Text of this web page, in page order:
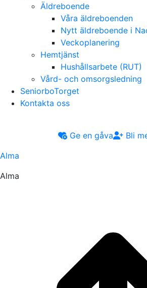
Äldreboende
Våra äldreboenden
Nytt äldreboende i
Veckoplanering
Hemtjänst
Hushållsarbete (RUT)
Vård- och omsorgsledning
SeniorboTorget
Kontakta oss
Ge en gåva
Bli
Alma
Alma